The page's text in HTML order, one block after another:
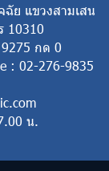
ย แขวงสามเสน
10310
กด 0
: 02-276-9835
น.